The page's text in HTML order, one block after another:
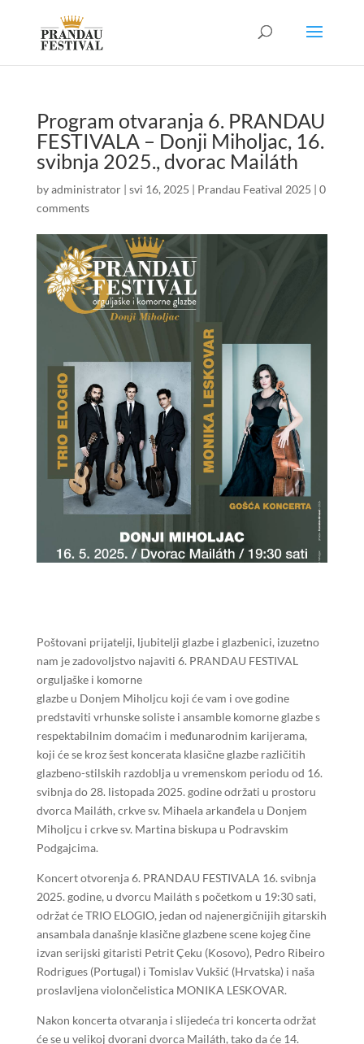
Program otvaranja 6. PRANDAU
FESTIVALA – Donji Miholjac, 16.
svibnja 2025., dvorac Mailáth
byadministrator| svi 16, 2025 | Prandau Featival 2025 | 0
comments
Poštovani prijatelji, ljubitelji glazbe i glazbenici, izuzetno
nam je zadovoljstvo najaviti 6. PRANDAU FESTIVAL
orguljaške i komorne
glazbe u Donjem Miholjcu koji će vam i ove godine
predstaviti vrhunske soliste i ansamble komorne glazbe s
respektabilnim domaćim i međunarodnim karijerama,
koji će se kroz šest koncerata klasične glazbe različitih
glazbeno-stilskih razdoblja u vremenskom periodu od 16.
svibnja do 28. listopada 2025. godine održati u prostoru
dvorca Mailáth, crkve sv. Mihaela arkanđela u Donjem
Miholjcu i crkve sv. Martina biskupa u Podravskim
Podgajcima.
Koncert otvorenja 6. PRANDAU FESTIVALA 16. svibnja
2025. godine, u dvorcu Mailáth s početkom u 19:30 sati,
održat će TRIO ELOGIO, jedan od najenergičnijih gitarskih
ansambala današnje klasične glazbene scene kojeg čine
izvan serijski gitaristi Petrit Çeku (Kosovo), Pedro Ribeiro
Rodrigues (Portugal) i Tomislav Vukšić (Hrvatska) i naša
proslavljena violončelistica MONIKA LESKOVAR.
Nakon koncerta otvaranja i slijedeća tri koncerta održat
će se u velikoj dvorani dvorca Mailáth, tako da će 14.